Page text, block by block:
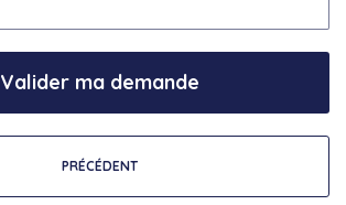
PRÉCÉDENT
Valider ma demande